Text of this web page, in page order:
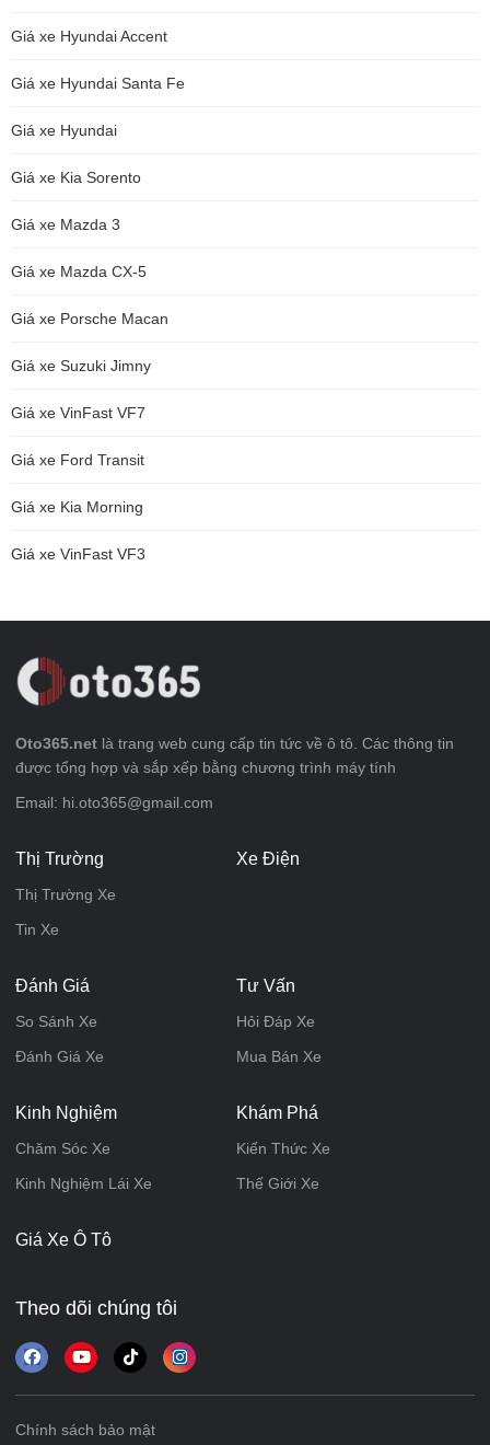
Giá xe Hyundai Accent
Giá xe Hyundai Santa Fe
Giá xe Hyundai
Giá xe Kia Sorento
Giá xe Mazda 3
Giá xe Mazda CX-5
Giá xe Porsche Macan
Giá xe Suzuki Jimny
Giá xe VinFast VF7
Giá xe Ford Transit
Giá xe Kia Morning
Giá xe VinFast VF3
Oto365.net là trang web cung cấp tin tức về ô tô. Các thông tin
được tổng hợp và sắp xếp bằng chương trình máy tính
Email: hi.oto365@gmail.com
Thị Trường
Thị Trường Xe
Tin Xe
Xe Điện
Đánh Giá
So Sánh Xe
Đánh Giá Xe
Tư Vấn
Hỏi Đáp Xe
Mua Bán Xe
Kinh Nghiệm
Chăm Sóc Xe
Kinh Nghiệm Lái Xe
Khám Phá
Kiến Thức Xe
Thế Giới Xe
Giá Xe Ô Tô
Theo dõi chúng tôi
Chính sách bảo mật